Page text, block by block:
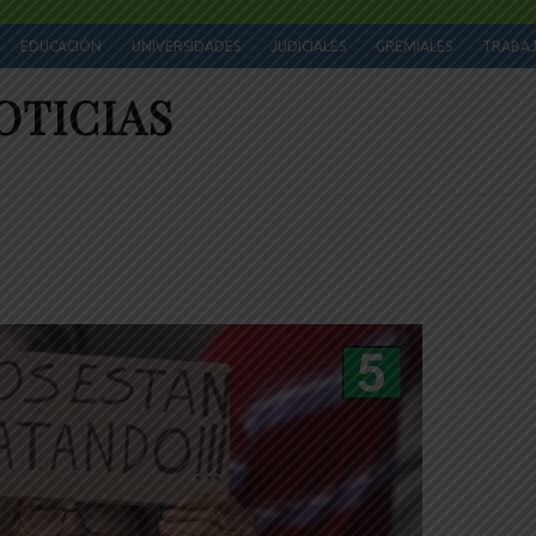
EDUCACIÓN UNIVERSIDADES JUDICIALES GREMIALES